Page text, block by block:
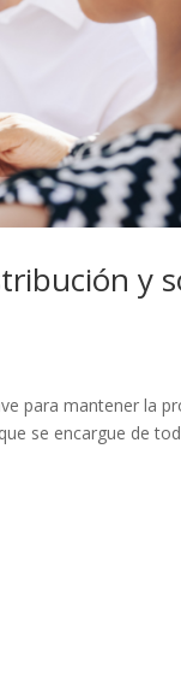
y
para mantener la
se encargue de